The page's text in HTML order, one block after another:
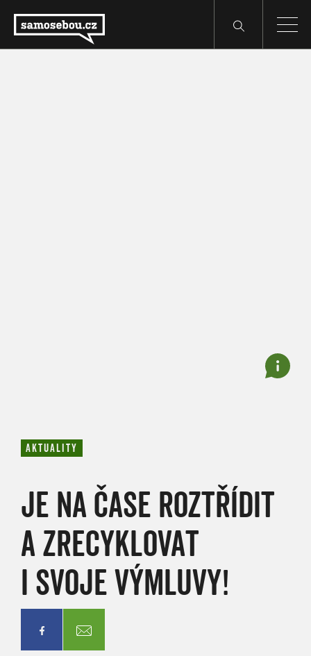
AKTUALITY
JE NA ČASE ROZTŘÍDIT
A ZRECYKLOVAT
I SVOJE VÝMLUVY!